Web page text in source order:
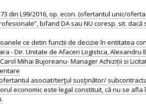
din L99/2016, op. econ. (ofertantul unic/
bifand DA sau NU coresp. sit.
ce detin functii de decizie în
- Dir. Unitate de Afaceri Logistica,
Mihai Bujoreanu- Manager Achiziții si
asociat/terţul susţinător/
economic este legal constituit, că nu se